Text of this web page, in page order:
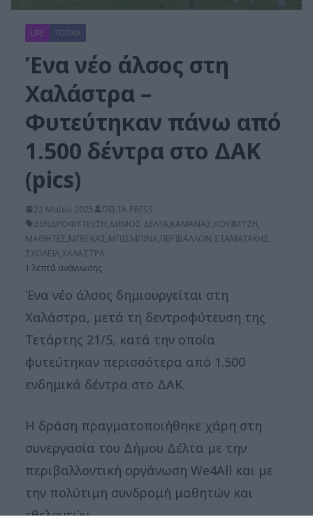
LIFE ΤΟΠΙΚΑ
Ένα νέο άλσος στη
Χαλάστρα –
Φυτεύτηκαν πάνω από
1.500 δέντρα στο ΔΑΚ
(pics)
22 Μαΐου 2025
DELTA PRESS
ΔΕΝΔΡΟΦΥΤΕΥΣΗ,ΔΗΜΟΣ ΔΕΛΤΑ,ΚΑΜΑΝΑΣ,ΚΟΥΙΜΤΖΗ,
ΜΑΘΗΤΕΣ,ΜΠΕΓΚΑΣ,ΜΠΙΣΜΠΙΝΑ,ΠΕΡΙΒΑΛΛΟΝ,ΣΤΑΜΑΤΑΚΗΣ,
ΣΧΟΛΕΙΑ,ΧΑΛΑΣΤΡΑ
1 λεπτά ανάγνωσης
Ένα νέο άλσος δημιουργείται στη
Χαλάστρα, μετά τη δεντροφύτευση της
Τετάρτης 21/5, κατά την οποία
φυτεύτηκαν περισσότερα από 1.500
ενδημικά δέντρα στο ΔΑΚ.
Η δράση πραγματοποιήθηκε χάρη στη
συνεργασία του Δήμου Δέλτα με την
περιβαλλοντική οργάνωση We4All και με
την πολύτιμη συνδρομή μαθητών και
εθελοντών.